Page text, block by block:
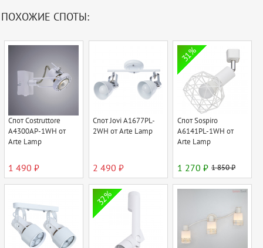
ПОХОЖИЕ СПОТЫ:
Спот Costruttore
A4300AP-1WH от
Arte Lamp
1 490 ₽
Спот Jovi A1677PL-
2WH от Arte Lamp
2 490 ₽
31%
Спот Sospiro
A6141PL-1WH от
Arte Lamp
1 270 ₽ 1 850 ₽
32%